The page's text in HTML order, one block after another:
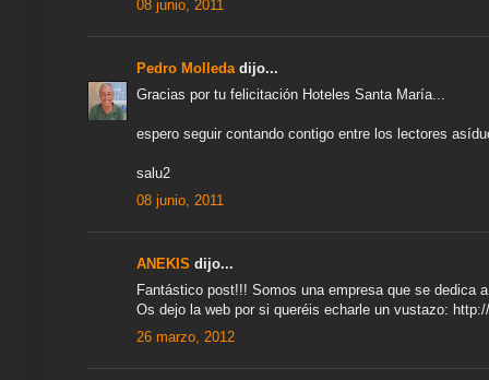
08 junio, 2011
Pedro Molleda dijo...
Gracias por tu felicitación Hoteles Santa María...
espero seguir contando contigo entre los lectores
salu2
08 junio, 2011
ANEKIS dijo...
Fantástico post!!! Somos una empresa que se dedica
Os dejo la web por si queréis echarle un vustazo:
26 marzo, 2012